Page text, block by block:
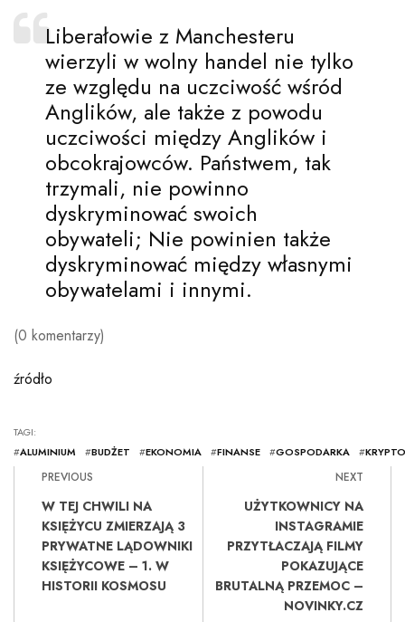
Liberałowie z Manchesteru
wierzyli w wolny handel nie tylko
ze względu na uczciwość wśród
Anglików, ale także z powodu
uczciwości między Anglików i
obcokrajowców. Państwem, tak
trzymali, nie powinno
dyskryminować swoich
obywateli; Nie powinien także
dyskryminować między własnymi
obywatelami i innymi.
(0 komentarzy)
źródło
TAGI:
#ALUMINIUM #BUDŻET #EKONOMIA #FINANSE #GOSPODARKA #KRYPTO
PREVIOUS
W TEJ CHWILI NA
KSIĘŻYCU ZMIERZAJĄ 3
PRYWATNE LĄDOWNIKI
KSIĘŻYCOWE – 1. W
HISTORII KOSMOSU
NEXT
UŻYTKOWNICY NA
INSTAGRAMIE
PRZYTŁACZAJĄ FILMY
POKAZUJĄCE
BRUTALNĄ PRZEMOC –
NOVINKY.CZ